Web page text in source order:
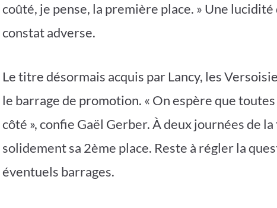
coûté, je pense, la première place. » Une
constat adverse.
Le titre désormais acquis par Lancy, les
le barrage de promotion. « On espère que
côté », confie Gaël Gerber. À deux journées de
solidement sa 2ème place. Reste à régler la
éventuels barrages.